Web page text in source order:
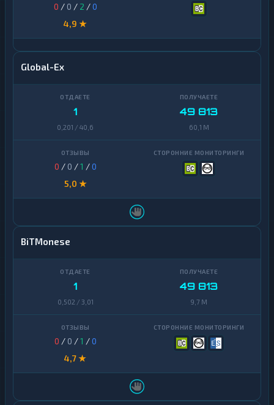
0 / 0 / 2 /0
4,9 ★
Global-Ex
1
0,201 / 40,6
49 813
60,1 M
0 / 0 /1 /0
5,0 ★
BiTMonese
1
0,502 / 3,01
49 813
9,7 M
0 / 0 /1 /0
4,7 ★